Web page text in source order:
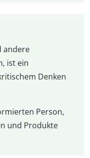
andere
ist ein
Denken
Person,
und Produkte